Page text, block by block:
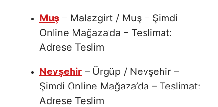
Muş – Malazgirt / Muş – Şimdi
Online Mağaza’da – Teslimat:
Adrese Teslim
Nevşehir – Ürgüp / Nevşehir –
Şimdi Online Mağaza’da – Teslimat:
Adrese Teslim